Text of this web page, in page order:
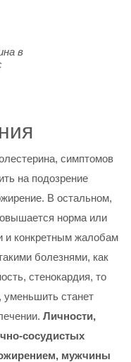
в
симптомов
на подозрение
В остальном,
норма или
и конкретным жалобам
болезнями, как
стенокардия, то
уменьшить станет
Личности,
сосудистых
мужчины